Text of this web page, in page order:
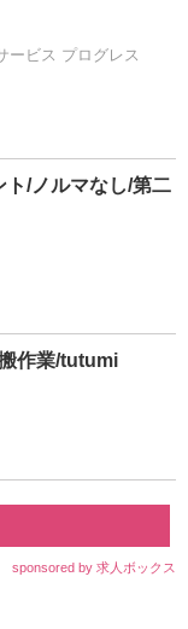
ービス プログレス
ト/ノルマなし/第二
作業/tutumi
sponsored by 求人ボックス